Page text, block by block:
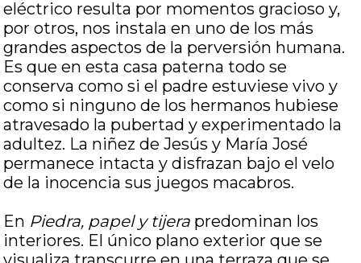
eléctrico resulta por momentos gracioso y,
por otros, nos instala en uno de los más
grandes aspectos de la perversión humana.
Es que en esta casa paterna todo se
conserva como si el padre estuviese vivo y
como si ninguno de los hermanos hubiese
atravesado la pubertad y experimentado la
adultez. La niñez de Jesús y María José
permanece intacta y disfrazan bajo el velo
de la inocencia sus juegos macabros.
En Piedra, papel y tijera predominan los
interiores. El único plano exterior que se